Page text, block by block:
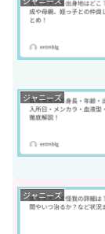
ジャニーズ
ジャニーズ